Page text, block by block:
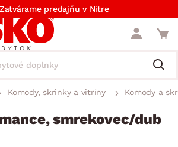
Zatvárame predajňu v Nitre
Komody, skrinky a vitríny Komody a
smrekovec/dub